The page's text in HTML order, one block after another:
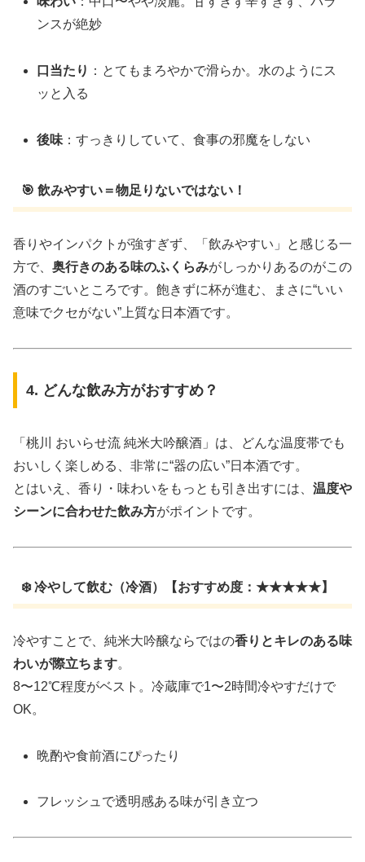
ンスが絶妙
口当たり ：とてもまろやかで滑らか。水のようにス
ッと入る
後味 ：すっきりしていて、食事の邪魔をしない
🎯 飲みやすい＝物足りないではない！
香りやインパクトが強すぎず、「飲みやすい」と感じる一
方で、 奥行きのある味のふくらみがしっかりあるのがこの
酒のすごいところです。飽きずに杯が進む、まさに“いい
意味でクセがない”上質な日本酒です。
4. どんな飲み方がおすすめ？
「桃川 おいらせ流 純米大吟醸酒」は、どんな温度帯でも
おいしく楽しめる、非常に“器の広い”日本酒です。
とはいえ、香り・味わいをもっとも引き出すには、 温度や
シーンに合わせた飲み方がポイントです。
❄️ 冷やして飲む（冷酒）【おすすめ度：★★★★★】
冷やすことで、純米大吟醸ならではの香りとキレのある味
わいが際立ちます。
8〜12℃程度がベスト。冷蔵庫で1〜2時間冷やすだけで
OK。
晩酌や食前酒にぴったり
フレッシュで透明感ある味が引き立つ